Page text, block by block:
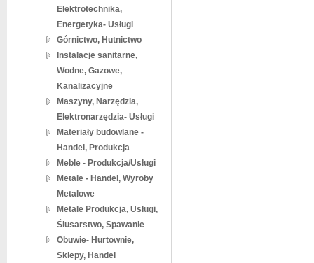
Elektrotechnika,
Energetyka- Usługi
Górnictwo, Hutnictwo
Instalacje sanitarne,
Wodne, Gazowe,
Kanalizacyjne
Maszyny, Narzędzia,
Elektronarzędzia- Usługi
Materiały budowlane -
Handel, Produkcja
Meble - Produkcja/Usługi
Metale - Handel, Wyroby
Metalowe
Metale Produkcja, Usługi,
Ślusarstwo, Spawanie
Obuwie- Hurtownie,
Sklepy, Handel